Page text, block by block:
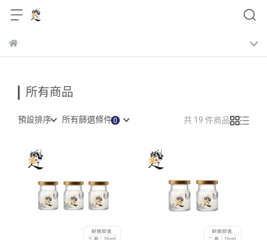
所有商品
預設排序 所有篩選條件 共 19 件商品